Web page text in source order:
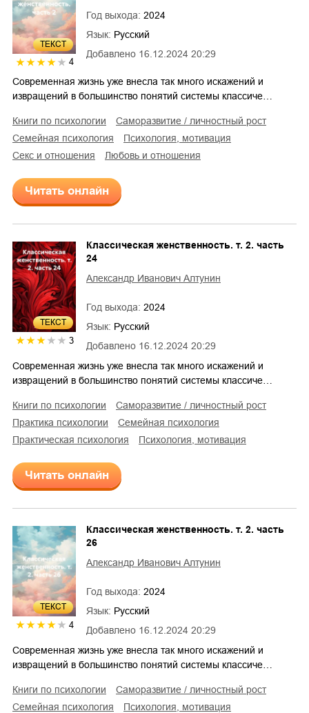
ТЕКСТ
4
Добавлено 16.12.2024 20:29
Год выхода: 2024
Язык: Русский
Современная жизнь уже внесла так много искажений и
извращений в большинство понятий системы классиче…
книги по психологии
саморазвитие / личностный рост
семейная психология
психология, мотивация
секс и отношения
любовь и отношения
Читать онлайн
ТЕКСТ
3 Добавлено 16.12.2024 20:29
Классическая женственность. т. 2. часть
24
Александр Иванович Алтунин
Год выхода: 2024
Язык: Русский
Современная жизнь уже внесла так много искажений и
извращений в большинство понятий системы классиче…
книги по психологии
саморазвитие / личностный рост
практика психологии
семейная психология
практическая психология
психология, мотивация
Читать онлайн
ТЕКСТ
4 Добавлено 16.12.2024 20:29
Классическая женственность. т. 2. часть
26
Александр Иванович Алтунин
Год выхода: 2024
Язык: Русский
Современная жизнь уже внесла так много искажений и
извращений в большинство понятий системы классиче…
книги по психологии
саморазвитие / личностный рост
семейная психология
психология, мотивация